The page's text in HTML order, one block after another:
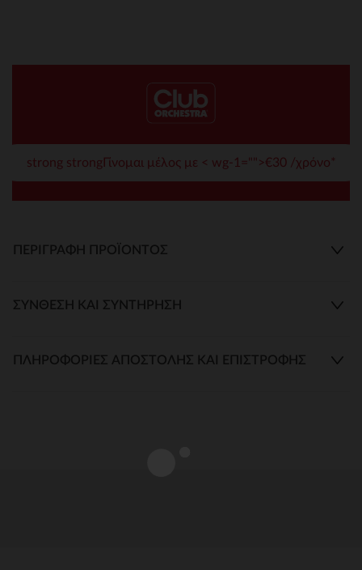
strong strongΓίνομαι μέλος με < wg-1="">€30 /χρόνο*
ΠΕΡΙΓΡΑΦΉ ΠΡΟΪΌΝΤΟΣ
ΣΎΝΘΕΣΗ ΚΑΙ ΣΥΝΤΉΡΗΣΗ
ΠΛΗΡΟΦΟΡΊΕΣ ΑΠΟΣΤΟΛΉΣ ΚΑΙ ΕΠΙΣΤΡΟΦΉΣ